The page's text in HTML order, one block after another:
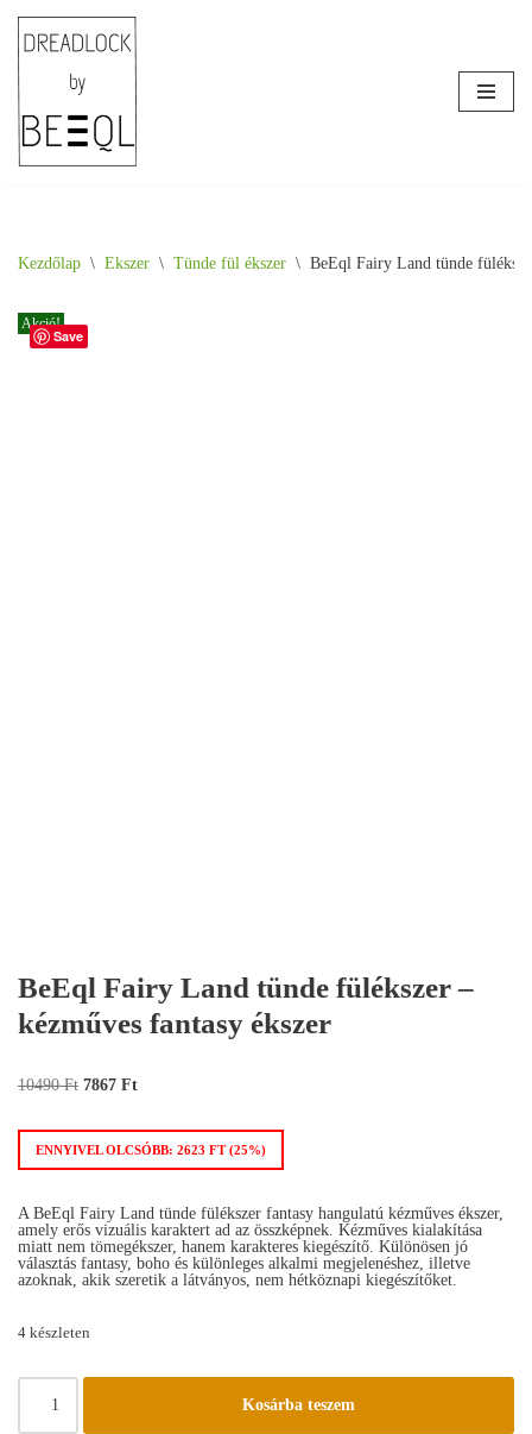
Skip
to
Kezdőlap \ Ékszer \ Tünde fül ékszer \ BeEql Fairy Land tünde
Akció!
Save
BeEql Fairy Land tünde fülékszer –
kézműves fantasy ékszer
10490Ft 7867 Ft
ENNYIVEL OLCSÓBB: 2623 FT(25%)
A BeEql Fairy Land tünde fülékszer fantasy hangulatú kézműves ékszer,
amely erős vizuális karaktert ad az összképnek. Kézműves kialakítása
miatt nem tömegékszer, hanem karakteres kiegészítő. Különösen jó
választás fantasy, boho és különleges alkalmi megjelenéshez, illetve
azoknak, akik szeretik a látványos, nem hétköznapi kiegészítőket.
4 készleten
Kosárba teszem